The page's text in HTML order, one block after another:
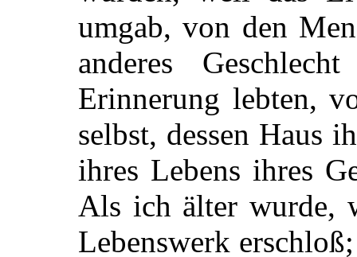
umgab, von den
anderes
Erinnerung lebten,
selbst, dessen Haus
ihres Lebens ihres
Als ich älter wurde,
Lebenswerk